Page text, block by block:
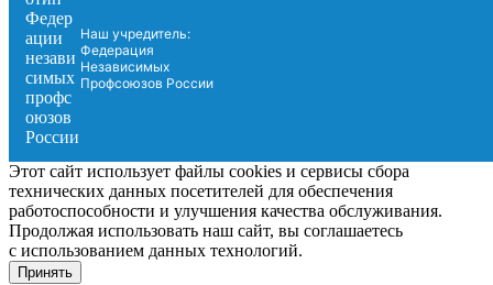
Наш учредитель:
Федерация
Независимых
Профсоюзов России
Этот сайт использует файлы cookies и сервисы сбора
технических данных посетителей для обеспечения
работоспособности и улучшения качества обслуживания.
Продолжая использовать наш сайт, вы соглашаетесь
с использованием данных технологий.
Принять